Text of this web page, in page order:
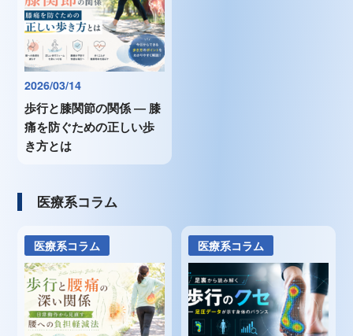
2026/03/14
歩行と膝関節の関係 ― 膝
痛を防ぐための正しい歩
き方とは
医療系コラム
医療系コラム 医療系コラム